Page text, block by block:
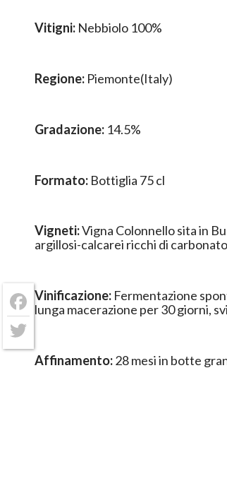
Vitigni: Nebbiolo 100%
Regione: Piemonte(Italy)
Gradazione: 14.5%
Formato: Bottiglia 75 cl
Vigneti:Vigna Colonnello sita in
argillosi-calcarei ricchi di
Vinificazione: Fermentazione
lunga macerazione per 30 giorni,
Affinamento:28 mesi in botte
Facebook
Twitter